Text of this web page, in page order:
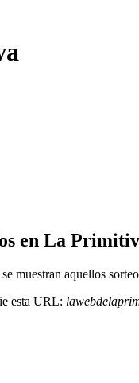
en La
muestran aquellos
esta URL: